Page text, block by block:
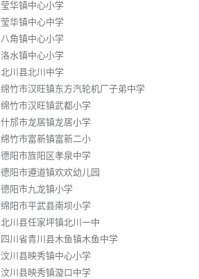
莹华镇中心小学
莹华镇中心中学
八角镇中心小学
洛水镇中心小学
北川县北川中学
绵竹市汉旺镇东方汽轮机厂子弟中学
绵竹市汉旺镇武都小学
什邡市龙居镇龙居小学
绵竹市富新镇富新二小
德阳市旌阳区孝泉中学
德阳市遵道镇欢欢幼儿园
德阳市九龙镇小学
绵阳市平武县南坝小学
北川县任家坪镇北川一中
四川省青川县木鱼镇木鱼中学
汶川县映秀镇中心小学
汶川县映秀镇漩口中学